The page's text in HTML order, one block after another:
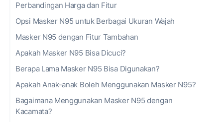
Perbandingan Harga dan Fitur
Opsi Masker N95 untuk Berbagai Ukuran Wajah
Masker N95 dengan Fitur Tambahan
Apakah Masker N95 Bisa Dicuci?
Berapa Lama Masker N95 Bisa Digunakan?
Apakah Anak-anak Boleh Menggunakan Masker N95?
Bagaimana Menggunakan Masker N95 dengan
Kacamata?